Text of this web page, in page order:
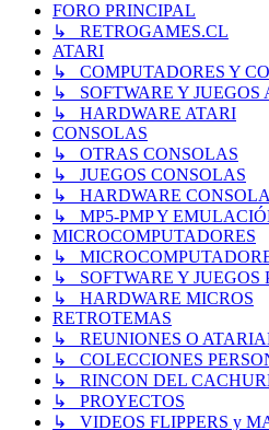
FORO PRINCIPAL
↳ RETROGAMES.CL
ATARI
↳ COMPUTADORES Y
↳ SOFTWARE Y JUEGOS
↳ HARDWARE ATARI
CONSOLAS
↳ OTRAS CONSOLAS
↳ JUEGOS CONSOLAS
↳ HARDWARE
↳ MP5-PMP Y
MICROCOMPUTADORES
↳
↳ SOFTWARE Y JUEGOS
↳ HARDWARE MICROS
RETROTEMAS
↳ REUNIONES O
↳ COLECCIONES
↳ RINCON DEL
↳ PROYECTOS
↳ VIDEOS FLIPPERS y